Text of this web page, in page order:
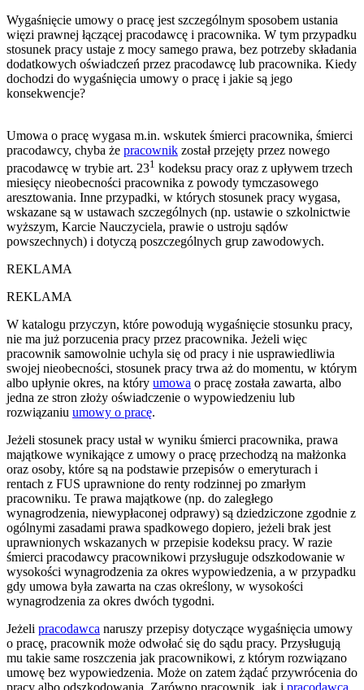
Wygaśnięcie umowy o pracę jest szczególnym sposobem ustania
więzi prawnej łączącej pracodawcę i pracownika. W tym przypadku
stosunek pracy ustaje z mocy samego prawa, bez potrzeby składania
dodatkowych oświadczeń przez pracodawcę lub pracownika. Kiedy
dochodzi do wygaśnięcia umowy o pracę i jakie są jego
konsekwencje?
Umowa o pracę wygasa m.in. wskutek śmierci pracownika, śmierci
pracodawcy, chyba że pracownik został przejęty przez nowego
pracodawcę w trybie art. 231 kodeksu pracy oraz z upływem trzech
miesięcy nieobecności pracownika z powody tymczasowego
aresztowania. Inne przypadki, w których stosunek pracy wygasa,
wskazane są w ustawach szczególnych (np. ustawie o szkolnictwie
wyższym, Karcie Nauczyciela, prawie o ustroju sądów
powszechnych) i dotyczą poszczególnych grup zawodowych.
REKLAMA
W katalogu przyczyn, które powodują wygaśnięcie stosunku pracy,
pracownik samowolnie uchyla się od pracy i nie usprawiedliwia
swojej nieobecności, stosunek pracy trwa aż do momentu, w którym
albo upłynie okres, na któryumowao pracę została zawarta, albo
jedna ze stron złoży oświadczenie o wypowiedzeniu lub
rozwiązaniu umowy o pracę .
Jeżeli stosunek pracy ustał w wyniku śmierci pracownika, prawa
oraz osoby, które są na podstawie przepisów o emeryturach i
rentach z FUS uprawnione do renty rodzinnej po zmarłym
pracowniku. Te prawa majątkowe (np. do zaległego
wynagrodzenia, niewypłaconej odprawy) są dziedziczone zgodnie z
ogólnymi zasadami prawa spadkowego dopiero, jeżeli brak jest
uprawnionych wskazanych w przepisie kodeksu pracy. W razie
śmierci pracodawcy pracownikowi przysługuje odszkodowanie w
wysokości wynagrodzenia za okres wypowiedzenia, a w przypadku
gdy umowa była zawarta na czas określony, w wysokości
wynagrodzenia za okres dwóch tygodni.
Jeżelipracodawca naruszy przepisy dotyczące wygaśnięcia umowy
mu takie same roszczenia jak pracownikowi, z którym rozwiązano
umowę bez wypowiedzenia. Może on zatem żądać przywrócenia do
pracy albo odszkodowania. Zarówno pracownik, jak i pracodawca
mogą domagać się ustalenia przed sądem pracy, że stosunek pracy